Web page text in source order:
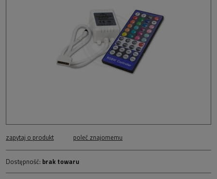
zapytaj o produkt poleć znajomemu
Dostępność: brak towaru